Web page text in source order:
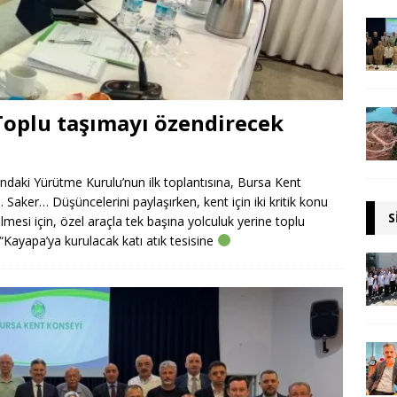
taşımayı özendirecek
Yürütme Kurulu’nun ilk toplantısına, Bursa Kent
Saker… Düşüncelerini paylaşırken, kent için iki kritik konu
için, özel araçla tek başına yolculuk yerine toplu
kurulacak katı atık tesisine